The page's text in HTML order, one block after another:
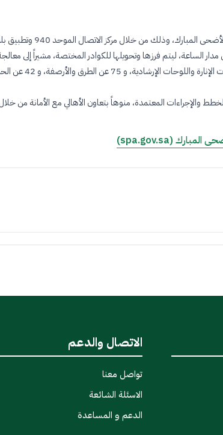
الساعة، ليتم فرزها وتحويلها للكوادر المختصة، مشيراً إلى
المعتمدة، منوهاً بتعاون الأهالي مع الأمانة من
الاتصال والدعم
تواصل معنا
الاسئلة الشائعة
الدعم و المساعدة